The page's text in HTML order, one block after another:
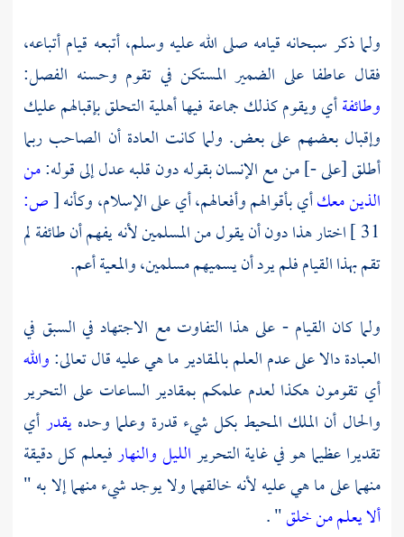
ولما ذكر سبحانه قيامه صلى الله عليه وسلم، أتبعه قيام أتباعه،
فقال عاطفا على الضمير المستكن في تقوم وحسنه الفصل:
وطائفةأي ويقوم كذلك جماعة فيها أهلية التحلق بإقبالهم عليك
وإقبال بعضهم على بعض. ولما كانت العادة أن الصاحب ربما
أطلق [على -] من مع الإنسان بقوله دون قلبه عدل إلى قوله:من
الذين معكأي بأقوالهم وأفعالهم، أي على الإسلام، وكأنه[ص:
31 ] اختار هذا دون أن يقول من المسلمين لأنه يفهم أن طائفة لم
تقم بهذا القيام فلم يرد أن يسميهم مسلمين، والمعية أعم.
ولما كان القيام - على هذا التفاوت مع الاجتهاد في السبق في
العبادة دالا على عدم العلم بالمقادير ما هي عليه قال تعالى:والله
أي تقومون هكذا لعدم علمكم بمقادير الساعات على التحرير
والحال أن الملك المحيط بكل شيء قدرة وعلما وحدهيقدرأي
تقديرا عظيما هو في غاية التحريرالليل والنهارفيعلم كل دقيقة
منهما على ما هي عليه لأنه خالقهما ولا يوجد شيء منهما إلا به "
ألا يعلم من خلق" .